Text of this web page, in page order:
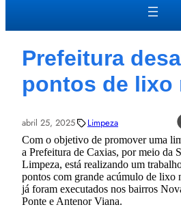
a
Prefeitura
pontos de lixo
abril 25, 2025 Limpeza
Com o objetivo de promover uma
a Prefeitura de Caxias, por meio da
Limpeza, está realizando um
pontos com grande acúmulo de lixo
já foram executados nos bairros
Ponte e Antenor Viana.